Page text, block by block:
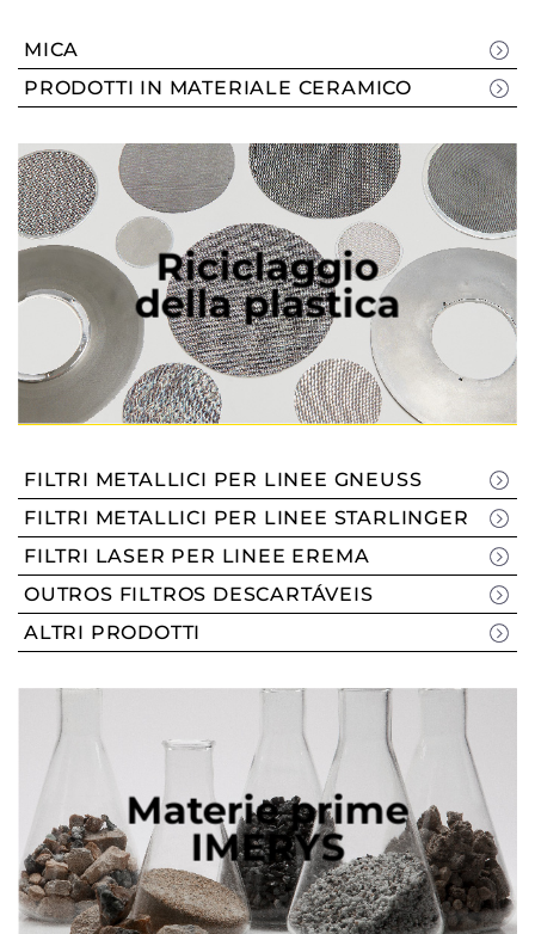
MICA
PRODOTTI IN MATERIALE CERAMICO
Riciclaggio
della plastica
FILTRI METALLICI PER LINEE GNEUSS
FILTRI METALLICI PER LINEE STARLINGER
FILTRI LASER PER LINEE EREMA
OUTROS FILTROS DESCARTÁVEIS
ALTRI PRODOTTI
Materie prime
IMERYS